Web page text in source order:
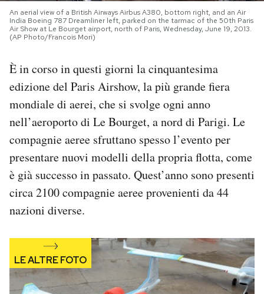
I MIEI PREFERITI
SHOP
CALENDARIO
AREA PERSONALE
Notifiche mobile
Hai bisogno di aiuto?
Esci
An aerial view of a British Airways Airbus A380, bottom right, and an Air
India Boeing 787 Dreamliner left, parked on the tarmac of the 50th Paris
Air Show at Le Bourget airport, north of Paris, Wednesday, June 19, 2013.
(AP Photo/Francois Mori)
È in corso in questi giorni la cinquantesima
edizione del Paris Airshow, la più grande fiera
mondiale di aerei, che si svolge ogni anno
nell’aeroporto di Le Bourget, a nord di Parigi. Le
compagnie aeree sfruttano spesso l’evento per
presentare nuovi modelli della propria flotta, come
è già successo in passato. Quest’anno sono presenti
circa 2100 compagnie aeree provenienti da 44
nazioni diverse.